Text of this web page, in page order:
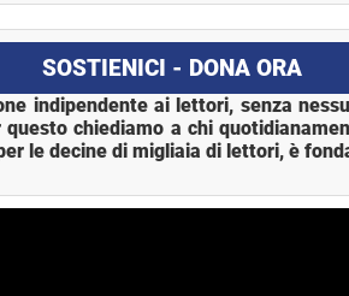
SOSTIENICI - DONA ORA
indipendente ai lettori, senza
chiediamo a chi
le decine di migliaia di lettori, è